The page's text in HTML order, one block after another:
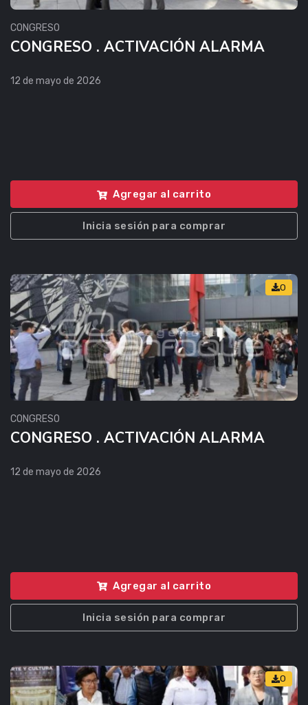
CONGRESO
CONGRESO . ACTIVACIÓN ALARMA
12 de mayo de 2026
Agregar al carrito
Inicia sesión para comprar
0
CONGRESO
CONGRESO . ACTIVACIÓN ALARMA
12 de mayo de 2026
Agregar al carrito
Inicia sesión para comprar
0